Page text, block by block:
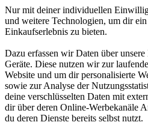
Nur mit deiner individuellen
und weitere Technologien, um dir ein
Einkaufserlebnis zu bieten.
Dazu erfassen wir Daten über
Geräte. Diese nutzen wir zur
Website und um dir personalisierte
sowie zur Analyse der
deine verschlüsselten Daten mit
dir über deren Online-Werbekanäle
du deren Dienste bereits selbst nutzt.